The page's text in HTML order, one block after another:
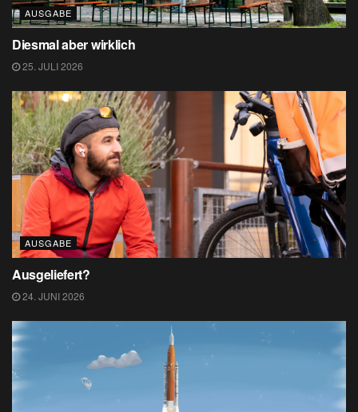
AUSGABE
Diesmal aber wirklich
25. JULI 2026
AUSGABE
Ausgeliefert?
24. JUNI 2026